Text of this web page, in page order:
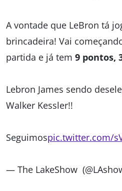
A vontade que LeBron tá
brincadeira! Vai
partida e já tem 9 pontos,
Lebron James sendo
Walker Kessler!!
Seguimospic.twitter.com/
— The LakeShow